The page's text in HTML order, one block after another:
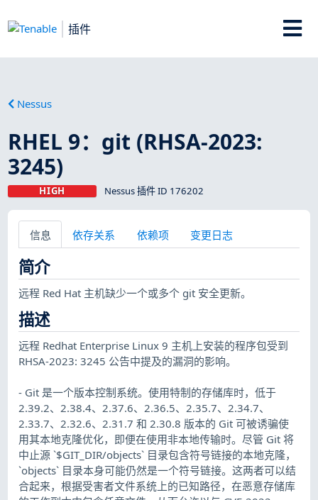
插件
Nessus
RHEL 9：git (RHSA-2023:
3245)
HIGH Nessus 插件 ID 176202
信息 依存关系 依赖项 变更日志
简介
远程 Red Hat 主机缺少一个或多个 git 安全更新。
描述
远程 Redhat Enterprise Linux 9 主机上安装的程序包受到
RHSA-2023: 3245 公告中提及的漏洞的影响。
- Git 是一个版本控制系统。使用特制的存储库时，低于
2.39.2、2.38.4、2.37.6、2.36.5、2.35.7、2.34.7、
2.33.7、2.32.6、2.31.7 和 2.30.8 版本的 Git 可被诱骗使
用其本地克隆优化，即便在使用非本地传输时。尽管 Git 将
中止源 `$GIT_DIR/objects` 目录包含符号链接的本地克隆，
`objects` 目录本身可能仍然是一个符号链接。这两者可以结
合起来，根据受害者文件系统上的已知路径，在恶意存储库